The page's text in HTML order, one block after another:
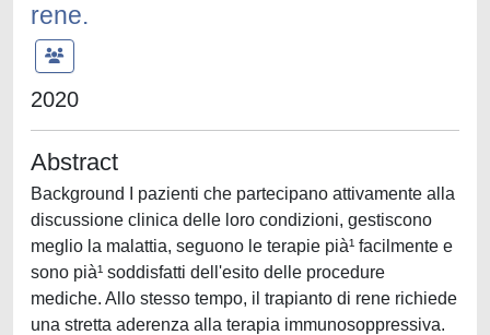
rene.
2020
Abstract
Background I pazienti che partecipano attivamente alla
discussione clinica delle loro condizioni, gestiscono
meglio la malattia, seguono le terapie pià¹ facilmente e
sono pià¹ soddisfatti dell'esito delle procedure
mediche. Allo stesso tempo, il trapianto di rene richiede
una stretta aderenza alla terapia immunosoppressiva.